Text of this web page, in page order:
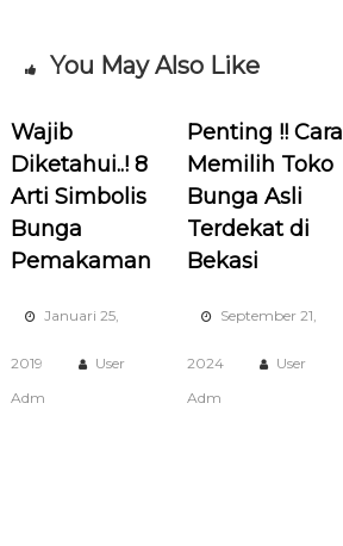
a
s
i
p
You May Also Like
Wajib
Diketahui..! 8
Arti Simbolis
Bunga
Pemakaman
Januari 25,
2019
User
Adm
Penting !! Cara
Memilih Toko
Bunga Asli
Terdekat di
Bekasi
September 21,
2024
User
Adm